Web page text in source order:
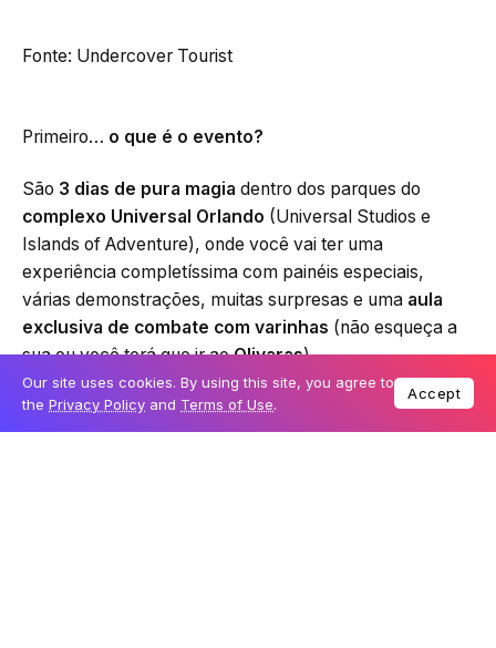
Fonte: Undercover Tourist
Primeiro… o que é o evento?
São 3 dias de pura magia dentro dos parques do
complexo Universal Orlando (Universal Studios e
Islands of Adventure), onde você vai ter uma
experiência completíssima com painéis especiais,
várias demonstrações, muitas surpresas e uma aula
exclusiva de combate com varinhas (não esqueça a
sua ou você terá que ir aoOlivaras).
Our site uses cookies. By using this site, you agree to
the Privacy Policy and Terms of Use.
Accept